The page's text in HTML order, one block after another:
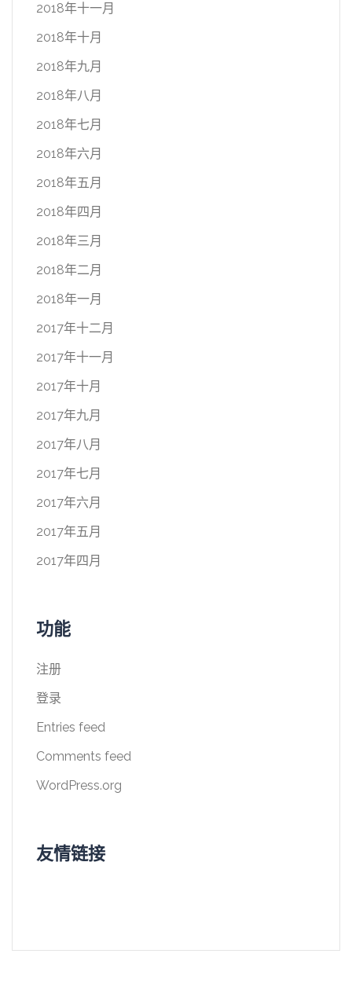
2018年十一月
2018年十月
2018年九月
2018年八月
2018年七月
2018年六月
2018年五月
2018年四月
2018年三月
2018年二月
2018年一月
2017年十二月
2017年十一月
2017年十月
2017年九月
2017年八月
2017年七月
2017年六月
2017年五月
2017年四月
功能
注册
登录
Entries feed
Comments feed
WordPress.org
友情链接